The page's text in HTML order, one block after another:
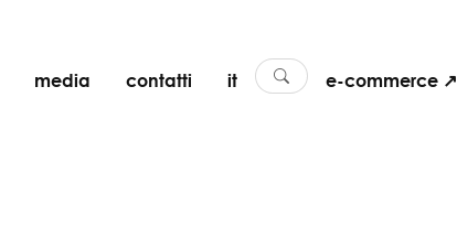
media contatti it e-commerce ↗